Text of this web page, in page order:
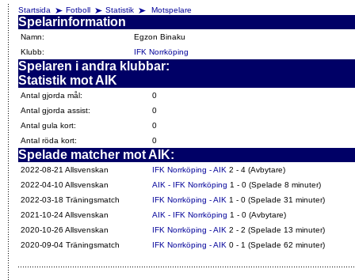
Startsida
Fotboll Statistik Motspelare
Spelarinformation
Namn:
Egzon Binaku
Klubb:
IFK Norrköping
Spelaren i andra klubbar:
Statistik mot AIK
Antal gjorda mål:
0
Antal gjorda assist:
0
Antal gula kort:
0
Antal röda kort:
0
Spelade matcher mot AIK:
2022-08-21 Allsvenskan IFK Norrköping - AIK 2 - 4 (Avbytare)
2022-04-10 Allsvenskan
AIK - IFK Norrköping 1 - 0 (Spelade 8 minuter)
2022-03-18 Träningsmatch
IFK Norrköping - AIK 1 - 0 (Spelade 31 minuter)
2021-10-24 Allsvenskan
AIK - IFK Norrköping 1 - 0 (Avbytare)
2020-10-26 Allsvenskan
IFK Norrköping - AIK 2 - 2 (Spelade 13 minuter)
2020-09-04 Träningsmatch
IFK Norrköping - AIK 0 - 1 (Spelade 62 minuter)